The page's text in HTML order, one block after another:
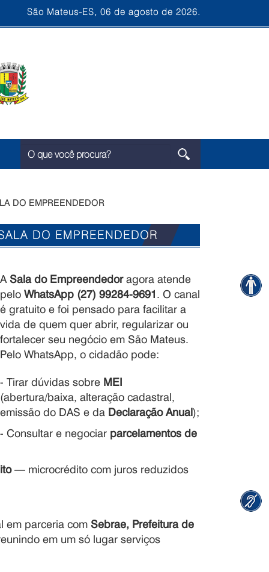
São Mateus-ES, 06 de agosto de 2026.
DO EMPREENDEDOR
DO EMPREENDEDOR
ASala do Empreendedoragora atende
peloWhatsApp (27) 99284-9691. O canal
é gratuito e foi pensado para facilitar a
vida de quem quer abrir, regularizar ou
fortalecer seu negócio em São Mateus.
Pelo WhatsApp, o cidadão pode:
- Tirar dúvidas sobre MEI
(abertura/baixa, alteração cadastral,
emissão do DAS e da Declaração Anual);
- Consultar e negociar parcelamentos de
— microcrédito com juros reduzidos
em parceria comSebrae, Prefeitura de
em um só lugar serviços